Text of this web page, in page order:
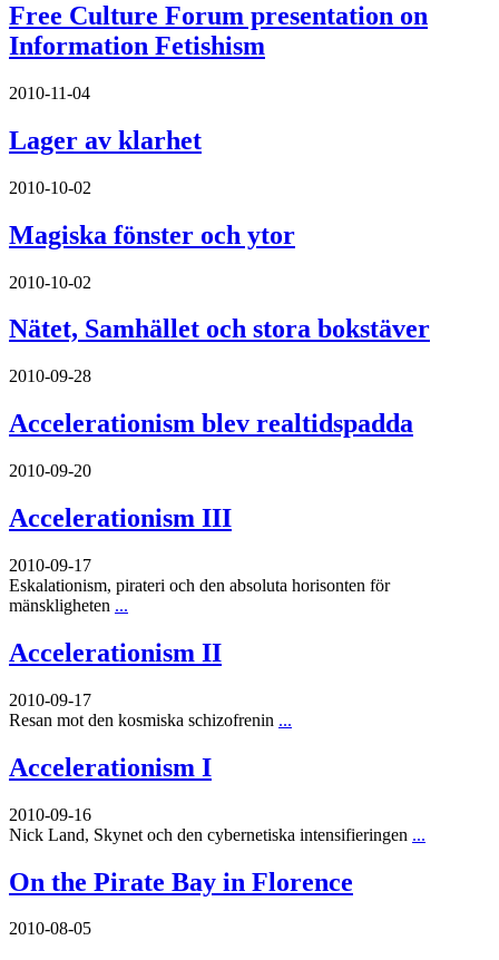
Free Culture Forum presentation on
Information Fetishism
2010-11-04
Lager av klarhet
2010-10-02
Magiska fönster och ytor
2010-10-02
Nätet, Samhället och stora bokstäver
2010-09-28
Accelerationism blev realtidspadda
2010-09-20
Accelerationism III
2010-09-17
Eskalationism, pirateri och den absoluta horisonten för
mänskligheten ...
Accelerationism II
2010-09-17
Resan mot den kosmiska schizofrenin ...
Accelerationism I
2010-09-16
Nick Land, Skynet och den cybernetiska intensifieringen ...
On the Pirate Bay in Florence
2010-08-05